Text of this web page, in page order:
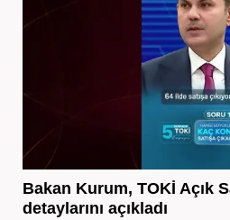
Bakan Kurum, TOKİ Açık
detaylarını açıkladı